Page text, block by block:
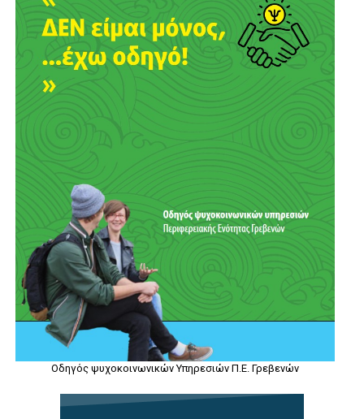
Οδηγός ψυχοκοινωνικών Υπηρεσιών Π.Ε. Γρεβενών